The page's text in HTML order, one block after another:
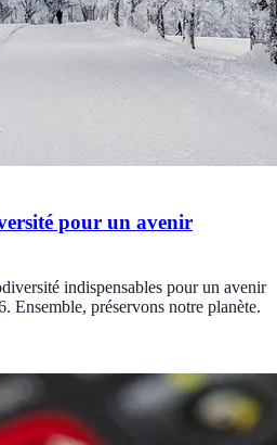
pour un avenir
indispensables pour un avenir
Ensemble, préservons notre planète.